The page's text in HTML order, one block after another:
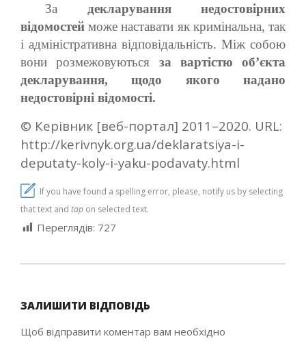
За декларування недостовірних
відомостей може наставати як кримінальна, так
і адміністративна відповідальність. Між собою
вони розмежовуються за вартістю об’єкта
декларування, щодо якого надано
недостовірні відомості.
© Керівник [веб-портал] 2011–2020. URL:
http://kerivnyk.org.ua/deklaratsiya-i-
deputaty-koly-i-yaku-podavaty.html
If you have found a spelling error, please, notify us by selecting
that text and tap on selected text.
Переглядів: 727
07
ЗАЛИШИТИ ВІДПОВІДЬ
Щоб відправити коментар вам необхідно